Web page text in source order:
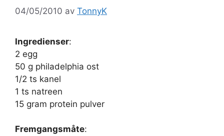
04/05/2010 av TonnyK
Ingredienser:
2 egg
50 g philadelphia ost
1/2 ts kanel
1 ts natreen
15 gram protein pulver
Fremgangsmåte: